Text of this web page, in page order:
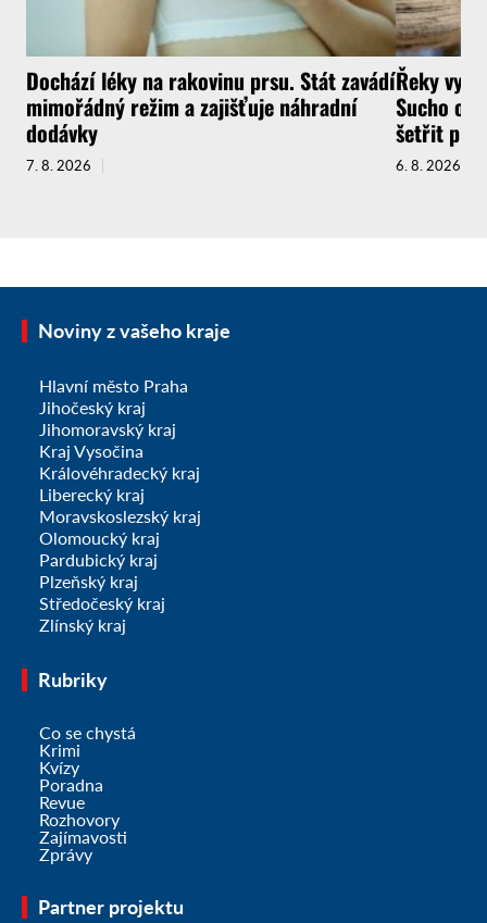
Dochází léky na rakovinu prsu. Stát zavádí
mimořádný režim a zajišťuje náhradní
dodávky
7. 8. 2026
Řeky
Sucho
šetřit
6. 8. 2026
Noviny z vašeho kraje
Hlavní město Praha
Jihočeský kraj
Jihomoravský kraj
Kraj Vysočina
Královéhradecký kraj
Liberecký kraj
Moravskoslezský kraj
Olomoucký kraj
Pardubický kraj
Plzeňský kraj
Středočeský kraj
Zlínský kraj
Rubriky
Co se chystá
Krimi
Kvízy
Poradna
Revue
Rozhovory
Zajímavosti
Zprávy
Partner projektu